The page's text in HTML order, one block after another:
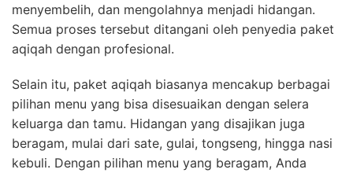
menyembelih, dan mengolahnya menjadi hidangan.
Semua proses tersebut ditangani oleh penyedia paket
aqiqah dengan profesional.
Selain itu, paket aqiqah biasanya mencakup berbagai
pilihan menu yang bisa disesuaikan dengan selera
keluarga dan tamu. Hidangan yang disajikan juga
beragam, mulai dari sate, gulai, tongseng, hingga nasi
kebuli. Dengan pilihan menu yang beragam, Anda